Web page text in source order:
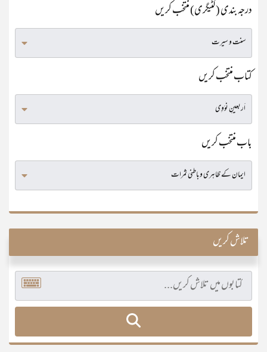
درجہ بندی (کٹیگری) منتخب کریں
کتاب منتخب کریں
باب منتخب کریں
تلاش کریں